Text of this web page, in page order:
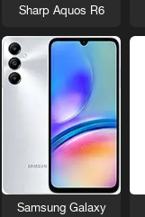
Sharp Aquos R6
Samsung Galaxy